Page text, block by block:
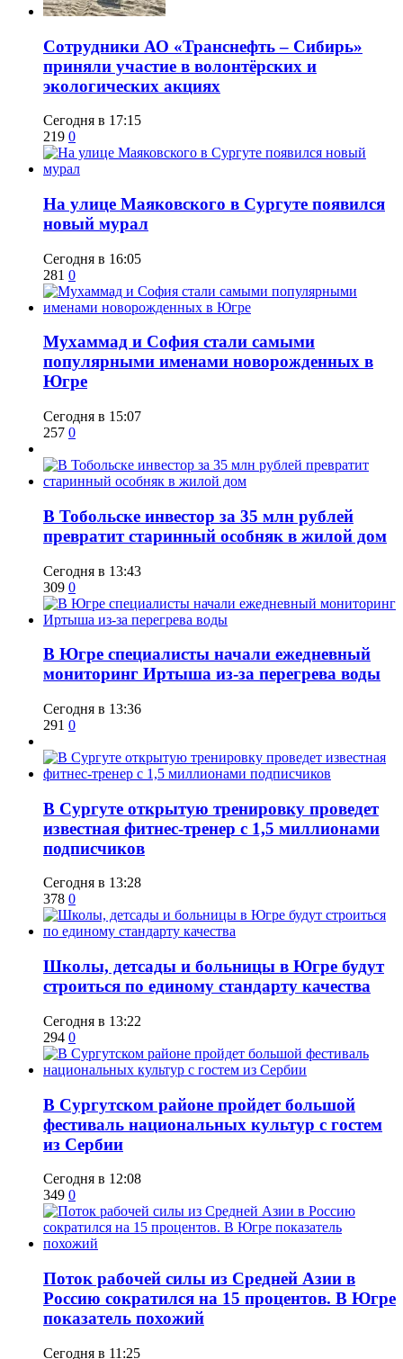
Сотрудники АО «Транснефть – Сибирь»
приняли участие в волонтёрских и
экологических акциях
Сегодня в 17:15
219 0
​На улице Маяковского в Сургуте появился
новый мурал
Сегодня в 16:05
281 0
​Мухаммад и София стали самыми
популярными именами новорожденных в
Югре
Сегодня в 15:07
257 0
В Тобольске инвестор за 35 млн рублей
превратит старинный особняк в жилой дом
Сегодня в 13:43
309 0
В Югре специалисты начали ежедневный
мониторинг Иртыша из-за перегрева воды
Сегодня в 13:36
291 0
В Сургуте открытую тренировку проведет
известная фитнес-тренер с 1,5 миллионами
подписчиков
Сегодня в 13:28
378 0
Школы, детсады и больницы в Югре будут
строиться по единому стандарту качества
Сегодня в 13:22
294 0
В Сургутском районе пройдет большой
фестиваль национальных культур с гостем
из Сербии
Сегодня в 12:08
349 0
Поток рабочей силы из Средней Азии в
Россию сократился на 15 процентов. В Югре
показатель похожий
Сегодня в 11:25